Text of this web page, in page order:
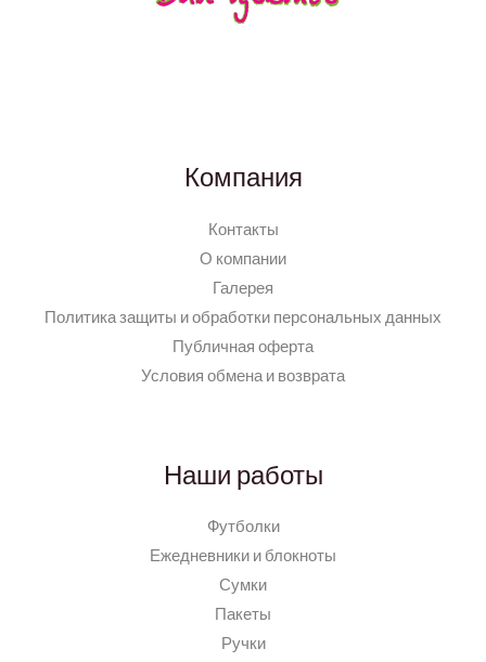
Компания
Контакты
О компании
Галерея
Политика защиты и обработки персональных данных
Публичная оферта
Условия обмена и возврата
Наши работы
Футболки
Ежедневники и блокноты
Сумки
Пакеты
Ручки